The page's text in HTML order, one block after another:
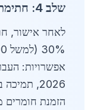
שלב 4: חתימת חוזה והפקדת מקדמה
לאחר אישור,
אפשרויות:
הזמנת חומרים